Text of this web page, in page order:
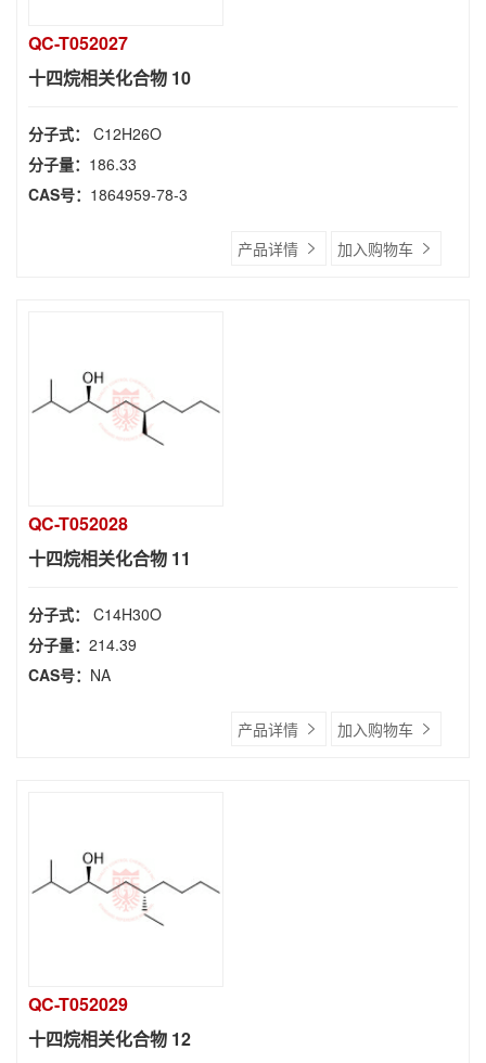
QC-T052027
十四烷相关化合物 10
分子式： C12H26O
分子量： 186.33
CAS号： 1864959-78-3
产品详情 加入购物车
QC-T052028
十四烷相关化合物 11
分子式： C14H30O
分子量： 214.39
CAS号： NA
产品详情 加入购物车
QC-T052029
十四烷相关化合物 12